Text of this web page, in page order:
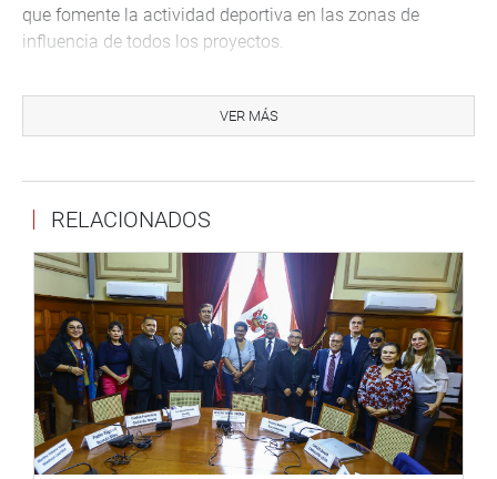
que fomente la actividad deportiva en las zonas de
influencia de todos los proyectos.
El grupo de trabajo, recomiendas que los XVIII Juegos
de Lima 2019 representan las competencias deportivas
más importantes de nuestra historia, por lo cual es
imperativo seguir realizando un seguimiento exhaustivo
de su organización y desarrollo; así como también de las
obras que se ejecutarán para su realización.
Propone una política de Estado transversal que oriente
los diversos programas del gobierno en torno a los
Juegos Panamericanos y Panamericanos de Lima 2019.
Respecto a la infraestructura, plantea que los programas
“Trabaja Perú” (Ministerio de trabajo y Promoción del
VER MÁS
RELACIONADOS